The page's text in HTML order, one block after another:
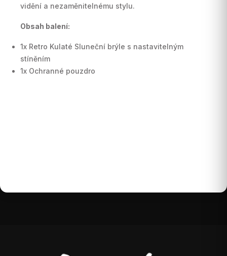
vidění a nezaměnitelnému stylu.
Obsah balení:
1x Retro Kulaté Sluneční brýle s nastavitelným
stíněním
1x Ochranné pouzdro